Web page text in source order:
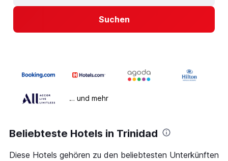
Suchen
… und mehr
Beliebteste Hotels in Trinidad
Diese Hotels gehören zu den beliebtesten Unterkünften